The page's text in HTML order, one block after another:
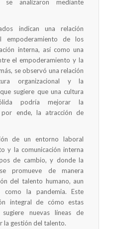
se analizaron mediante
indican una relación
empoderamiento de los
interna, así como una
el empoderamiento y la
se observó una relación
organizacional y la
sugiere que una cultura
podría mejorar la
por ende, la atracción de
de un entorno laboral
y la comunicación interna
de cambio, y donde la
promueve de manera
del talento humano, aun
como la pandemia. Este
integral de cómo estas
nuevas líneas de
la gestión del talento.